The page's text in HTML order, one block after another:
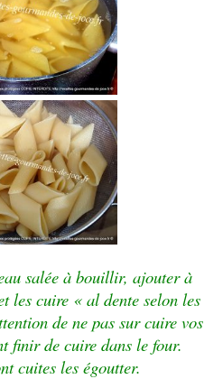
salée à bouillir, ajouter à
les cuire « al dente selon les
de ne pas sur cuire vos
finir de cuire dans le four.
cuites les égoutter.